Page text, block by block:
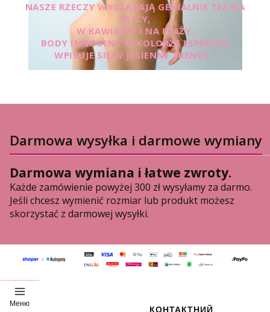
NASZE RZECZY WYGLĄDAJĄ GENIALNIE TEŻ NA
ULICY,
W KAWIARNI I NA PLAŻY.
BODY INNOCENT W KOLORZE ESPRESSO
WPISUJE SIĘ W JESIENNE TRENDY.
Darmowa wysyłka i darmowe wymiany
Darmowa wymiana i łatwe zwroty.
Każde zamówienie powyżej 300 zł wysyłamy za darmo.
Jeśli chcesz wymienić rozmiar lub produkt możesz
skorzystać z darmowej wysyłki.
КОНТАКТНИЙ
Меню